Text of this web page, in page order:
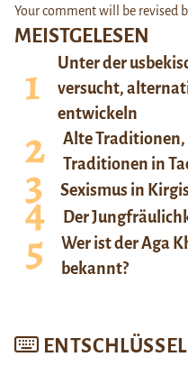
MEISTGELESEN
Unter der
versucht,
entwickeln
Alte Traditionen,
Traditionen in
Sexismus in
Der
Wer ist der Aga
bekannt?
Your comment will be revised